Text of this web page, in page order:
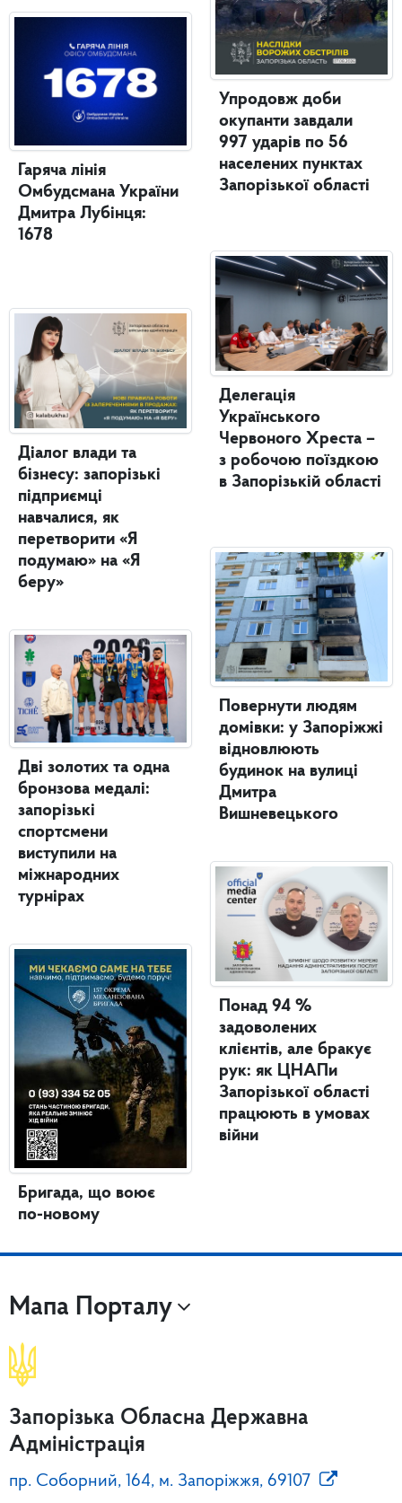
Гаряча лінія
Омбудсмана України
Дмитра Лубінця:
1678
Діалог влади та
бізнесу: запорізькі
підприємці
навчалися, як
перетворити «Я
подумаю» на «Я
беру»
Дві золотих та одна
бронзова медалі:
запорізькі
спортсмени
виступили на
міжнародних
турнірах
Бригада, що воює
по-новому
Упродовж доби
окупанти завдали
997 ударів по 56
населених пунктах
Запорізької області
Делегація
Українського
Червоного Хреста –
з робочою поїздкою
в Запорізькій області
Повернути людям
домівки: у Запоріжжі
відновлюють
будинок на вулиці
Дмитра
Вишневецького
Понад 94 %
задоволених
клієнтів, але бракує
рук: як ЦНАПи
Запорізької області
працюють в умовах
війни
Мапа Порталу
Запорізька Обласна Державна
Адміністрація
пр. Соборний, 164, м. Запоріжжя, 69107